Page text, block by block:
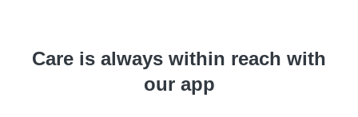
Care is always within reach with
our app